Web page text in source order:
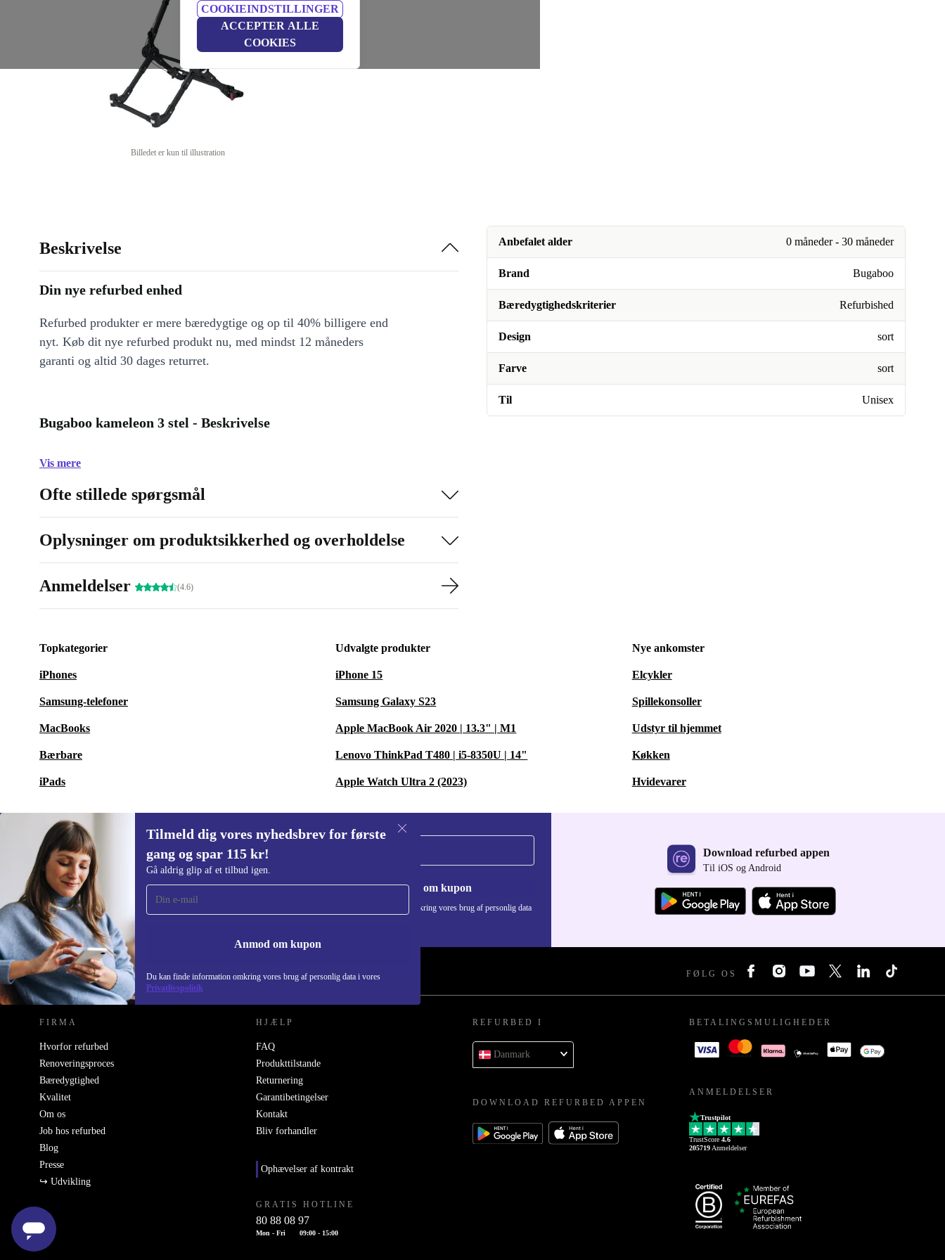
COOKIEINDSTILLINGER
ACCEPTER ALLE
COOKIES
Billedet er kun til illustration
Anbefalet alder 0 måneder - 30 måneder
Brand Bugaboo
Bæredygtighedskriterier Refurbished
Design sort
Farve sort
Til Unisex
Beskrivelse
Din nye refurbed enhed
Refurbed produkter er mere bæredygtige og op til 40% billigere end
nyt. Køb dit nye refurbed produkt nu, med mindst 12 måneders
garanti og altid 30 dages returret.
Bugaboo kameleon 3 stel - Beskrivelse
Vis mere
Ofte stillede spørgsmål
Oplysninger om produktsikkerhed og overholdelse
Anmeldelser (4.6)
Topkategorier
iPhones
Samsung-telefoner
MacBooks
Bærbare
iPads
Udvalgte produkter
iPhone 15
Samsung Galaxy S23
Apple MacBook Air 2020 | 13.3" | M1
Lenovo ThinkPad T480 | i5-8350U | 14"
Apple Watch Ultra 2 (2023)
Nye ankomster
Elcykler
Spillekonsoller
Udstyr til hjemmet
Køkken
Hvidevarer
Tilmeld dig vores nyhedsbrev for første
gang og spar 115 kr!
Gå aldrig glip af et tilbud igen.
Anmod om kupon
Du kan finde information omkring vores brug af personlig data i vores
Privatlivspolitik
Tilmeld dig vores nyhedsbrev for første
gang og spar 115 kr!
Gå aldrig glip af et tilbud igen.
Anmod om kupon
Du kan finde information omkring vores brug af personlig data
Download refurbed appen
Til iOS og Android
REFURBED DANMARK - RETHINK NEW. FØLG OS
FIRMA
Hvorfor refurbed
Renoveringsproces
Bæredygtighed
Kvalitet
Om os
Job hos refurbed
Blog
Presse
↪ Udvikling
HJÆLP
FAQ
Produkttilstande
Returnering
Garantibetingelser
Kontakt
Bliv forhandler
Ophævelser af kontrakt
GRATIS HOTLINE
80 88 08 97
Mon - Fri 09:00 - 15:00
REFURBED I
Danmark
DOWNLOAD REFURBED APPEN
BETALINGSMULIGHEDER
ANMELDELSER
Trustpilot
TrustScore 4.6
205719 Anmeldelser